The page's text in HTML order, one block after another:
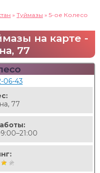
» Туймазы » 5-ое Колесо
на карте -
77
06-43
77